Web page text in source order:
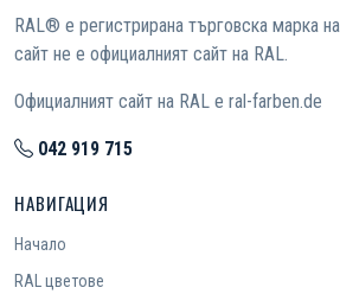
RAL® е регистрирана търговска марка
сайт не е официалният сайт на RAL.
Официалният сайт на RAL е ral-farben.de
042 919 715
НАВИГАЦИЯ
Начало
RAL цветове